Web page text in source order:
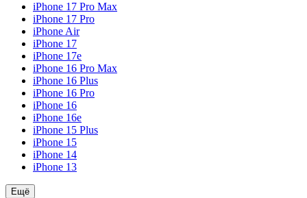
iPhone 17 Pro Max
iPhone 17 Pro
iPhone Air
iPhone 17
iPhone 17e
iPhone 16 Pro Max
iPhone 16 Plus
iPhone 16 Pro
iPhone 16
iPhone 16e
iPhone 15 Plus
iPhone 15
iPhone 14
iPhone 13
Ещё